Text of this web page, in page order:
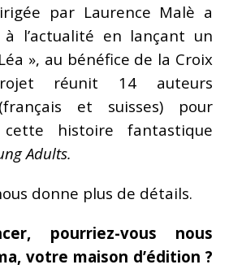
par Laurence Malè a
l’actualité en lançant un
», au bénéfice de la Croix
réunit 14 auteurs
et suisses) pour
histoire fantastique
Adults.
donne plus de détails.
pourriez-vous nous
votre maison d’édition ?